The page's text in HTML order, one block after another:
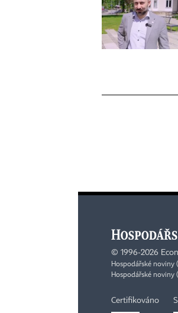
© 1996-2026
Hospodářské
Hospodářské noviny
Certifikováno